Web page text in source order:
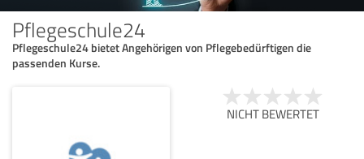
Pflegeschule24
Pflegeschule24 bietet Angehörigen von Pflegebedürftigen die
passenden Kurse.
NICHT BEWERTET